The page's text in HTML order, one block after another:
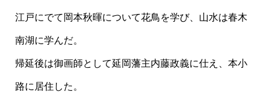
江戸にでて岡本秋暉について花鳥を学び、山水は春木
南湖に学んだ。
帰延後は御画師として延岡藩主内藤政義に仕え、本小
路に居住した。